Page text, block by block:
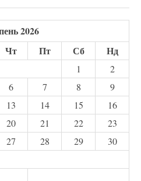
2026
Чт Пт Сб Нд
1
2
6 7 8
9
13 14 15
16
20 21 22
23
27 28 29
30